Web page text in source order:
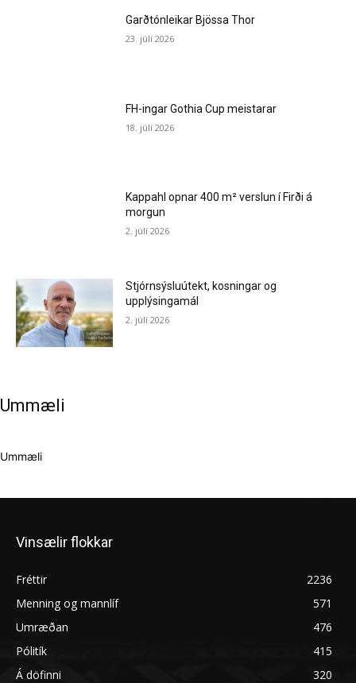
Garðtónleikar Bjössa Thor
23. júlí 2026
FH-ingar Gothia Cup meistarar
18. júlí 2026
Kappahl opnar 400 m² verslun í Firði á
morgun
2. júlí 2026
Stjórnsýsluútekt, kosningar og
upplýsingamál
2. júlí 2026
Ummæli
Ummæli
Vinsælir flokkar
Fréttir
2236
Menning og mannlíf
571
Umræðan
476
Pólitík
415
Á döfinni
320